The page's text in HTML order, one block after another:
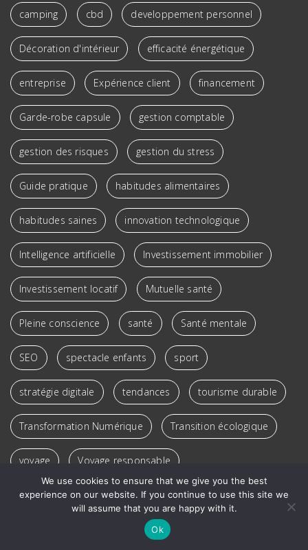
camping cbd developpement personnel
Décoration d'intérieur efficacité énergétique
entreprise Expérience client financement
Garde-robe capsule gestion comptable
gestion des risques gestion du stress
Guide pratique habitudes alimentaires
habitudes saines innovation technologique
Intelligence artificielle Investissement immobilier
Investissement locatif Mutuelle santé
Pleine conscience santé Santé mentale
SEO spectacle enfants sport
stratégie digitale tendances tourisme durable
Transformation Numérique Transition écologique
voyage Voyage responsable
Véhicules électriques
We use cookies to ensure that we give you the best
experience on our website. If you continue to use this site we
will assume that you are happy with it.
Ok